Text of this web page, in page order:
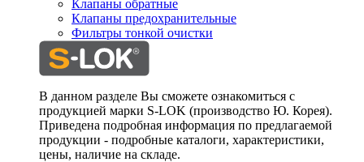
Клапаны обратные
Клапаны предохранительные
Фильтры тонкой очистки
В данном разделе Вы сможете ознакомиться с
продукцией марки S-LOK (производство Ю. Корея).
Приведена подробная информация по предлагаемой
продукции - подробные каталоги, характеристики,
цены, наличие на складе.